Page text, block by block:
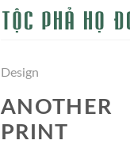
Design
ANOTHER
PRINT